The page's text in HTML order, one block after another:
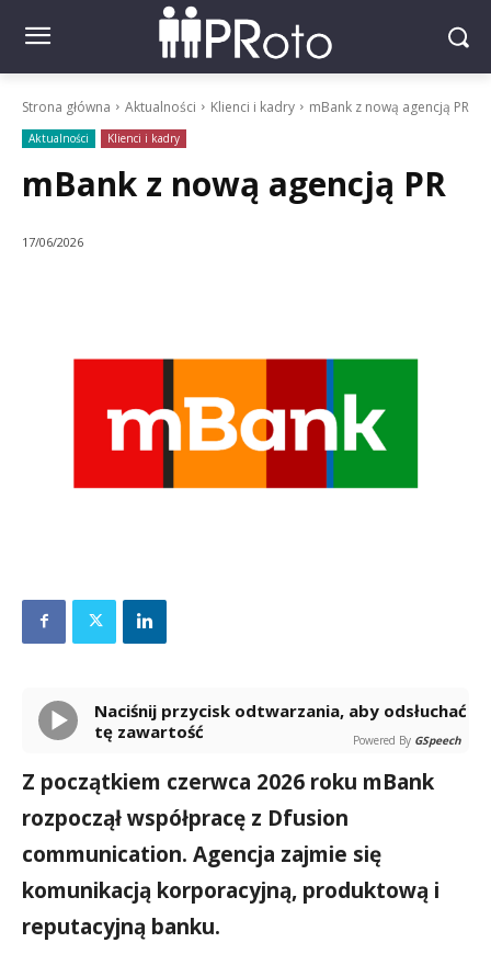
Strona główna Aktualności Klienci i kadry mBank z nową agencją PR
Aktualności Klienci i kadry
mBank z nową agencją PR
17/06/2026
Naciśnij przycisk odtwarzania, aby odsłuchać
tę zawartość
Powered By GSpeech
Z początkiem czerwca 2026 roku mBank
rozpoczął współpracę z Dfusion
communication. Agencja zajmie się
komunikacją korporacyjną, produktową i
reputacyjną banku.